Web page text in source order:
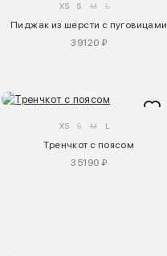
XS S M L
Пиджак из шерсти с пуговицами
39120 ₽
XS S M L
Тренчкот с поясом
35190 ₽